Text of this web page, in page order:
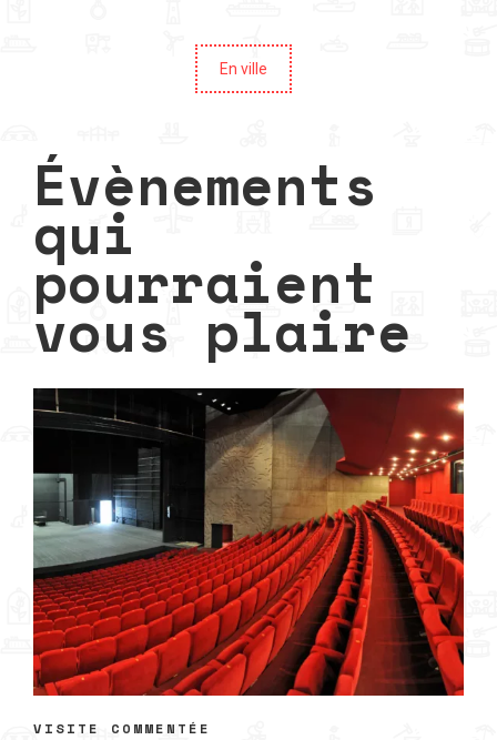
En ville
Évènements
qui
pourraient
vous plaire
VISITE COMMENTÉE